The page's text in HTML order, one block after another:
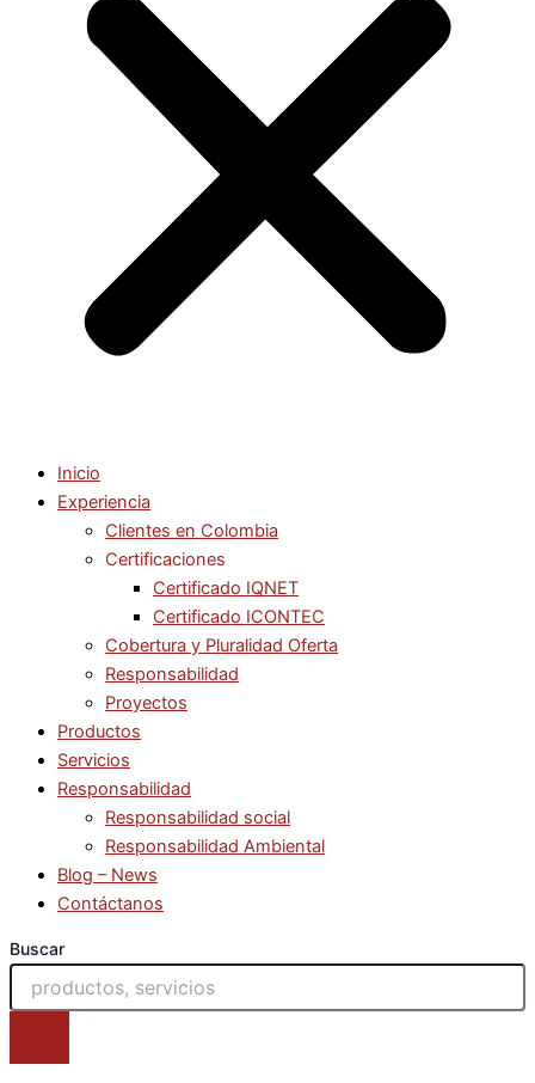
Inicio
Experiencia
Clientes en Colombia
Certificaciones
Certificado IQNET
Certificado ICONTEC
Cobertura y Pluralidad Oferta
Responsabilidad
Proyectos
Productos
Servicios
Responsabilidad
Responsabilidad social
Responsabilidad Ambiental
Blog – News
Contáctanos
Buscar